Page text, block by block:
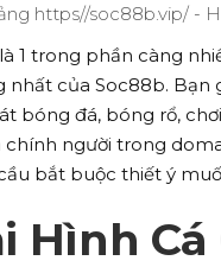
1 trong phần càng
nhất của Soc88b.
bóng đá, bóng rổ,
người trong
bắt buộc thiết ý
Hình Cá